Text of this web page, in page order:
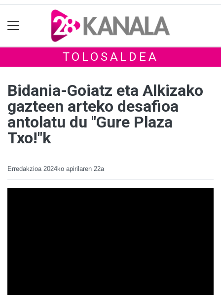
TOLOSALDEA
Bidania-Goiatz eta Alkizako
gazteen arteko desafioa
antolatu du "Gure Plaza
Txo!"k
Erredakzioa 2024ko apirilaren 22a